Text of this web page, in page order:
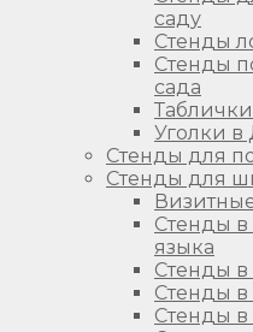
саду
Стенды
Стенды
сада
Уголки
Стенды для
Стенды для
Стенды в
языка
Стенды в
Стенды в
Стенды